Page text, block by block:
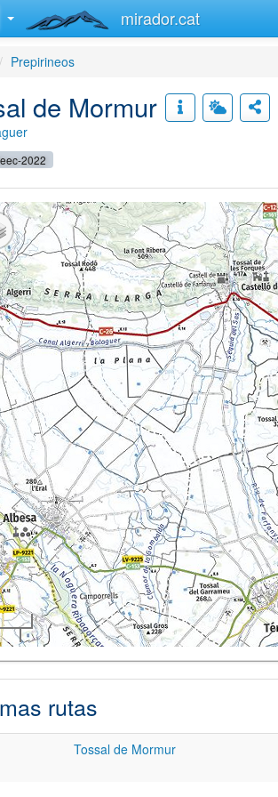
mirador.cat
Prepirineos
de Mormur
2022
rutas
Tossal de Mormur